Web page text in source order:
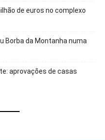
de euros no complexo
Borba da Montanha numa
aprovações de casas